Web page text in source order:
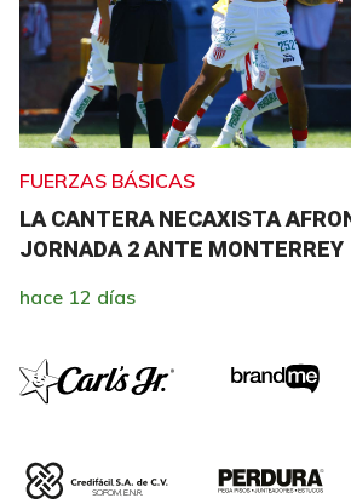
FUERZAS BÁSICAS
LA CANTERA NECAXISTA
JORNADA 2 ANTE MONTERREY
hace 12 días